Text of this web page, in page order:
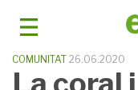
COMUNITAT 26.06.2020